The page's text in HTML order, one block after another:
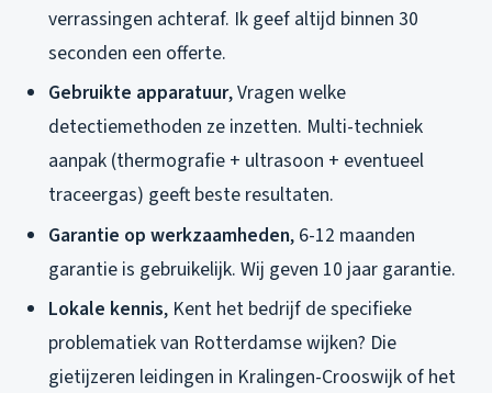
verrassingen achteraf. Ik geef altijd binnen 30
seconden een offerte.
Gebruikte apparatuur, Vragen welke
detectiemethoden ze inzetten. Multi-techniek
aanpak (thermografie + ultrasoon + eventueel
traceergas) geeft beste resultaten.
Garantie op werkzaamheden, 6-12 maanden
garantie is gebruikelijk. Wij geven 10 jaar garantie.
Lokale kennis, Kent het bedrijf de specifieke
problematiek van Rotterdamse wijken? Die
gietijzeren leidingen in Kralingen-Crooswijk of het